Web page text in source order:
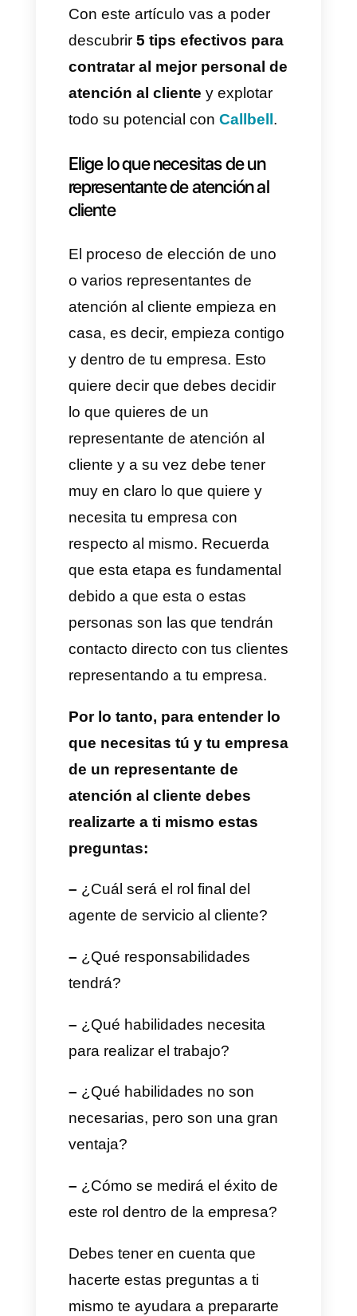
final que una empresa tiene
sobre sus clientes y potenciales
clientes. Es por esto que las
empresas se esfuerzan tanto
en mejorar día a día este tipo
de servicio. Esto, al mismo
tiempo, significa que contratar a
un buen personal que se
encargue de esto es más
importante que nunca.
Con este artículo vas a poder
descubrir
5 tips efectivos para
contratar al mejor personal de
atención al clientey explotar
todo su potencial con
Elige lo que necesitas de un
representante de atención al
cliente
atención al cliente empieza en
casa, es decir, empieza contigo
y dentro de tu empresa. Esto
quiere decir que debes decidir
lo que quieres de un
representante de atención al
cliente y a su vez debe tener
muy en claro lo que quiere y
necesita tu empresa con
respecto al mismo. Recuerda
que esta etapa es fundamental
debido a que esta o estas
personas son las que tendrán
contacto directo con tus clientes
representando a tu empresa.
que necesitas tú y tu empresa
de un representante de